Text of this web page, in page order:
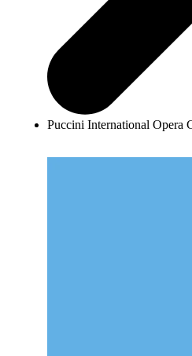
Puccini International Opera